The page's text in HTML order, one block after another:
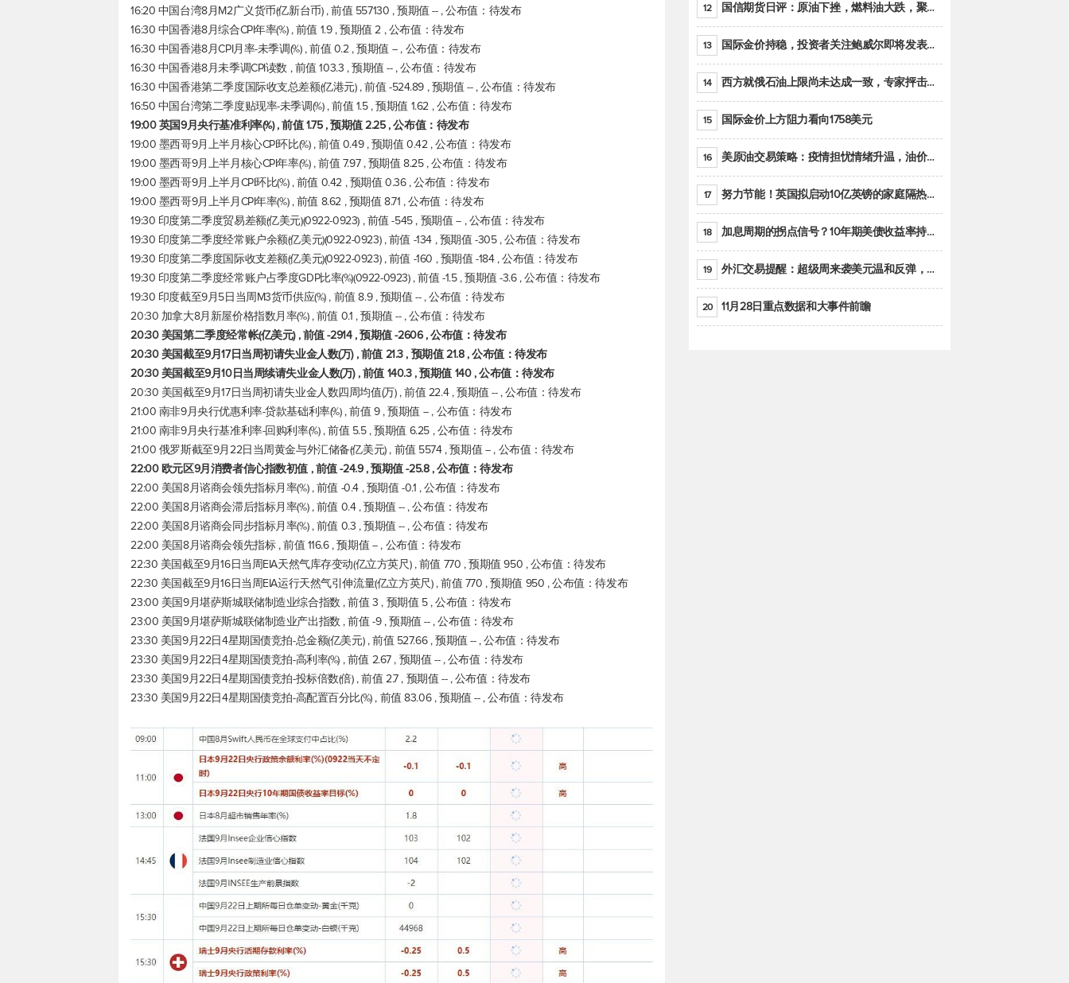
16:20 中国台湾8月M2广义货币(亿新台币) , 前值 557130 , 预期值 -- , 公布值：待发布
16:30 中国香港8月综合CPI年率(%) , 前值 1.9 , 预期值 2 , 公布值：待发布
16:30 中国香港8月CPI月率-未季调(%) , 前值 0.2 , 预期值 -- , 公布值：待发布
16:30 中国香港8月未季调CPI读数 , 前值 103.3 , 预期值 -- , 公布值：待发布
16:30 中国香港第二季度国际收支总差额(亿港元) , 前值 -524.89 , 预期值 -- , 公布值：待发布
16:50 中国台湾第二季度贴现率-未季调(%) , 前值 1.5 , 预期值 1.62 , 公布值：待发布
19:00 英国9月央行基准利率(%) , 前值 1.75 , 预期值 2.25 , 公布值：待发布
19:00 墨西哥9月上半月核心CPI环比(%) , 前值 0.49 , 预期值 0.42 , 公布值：待发布
19:00 墨西哥9月上半月核心CPI年率(%) , 前值 7.97 , 预期值 8.25 , 公布值：待发布
19:00 墨西哥9月上半月CPI环比(%) , 前值 0.42 , 预期值 0.36 , 公布值：待发布
19:00 墨西哥9月上半月CPI年率(%) , 前值 8.62 , 预期值 8.71 , 公布值：待发布
19:30 印度第二季度贸易差额(亿美元)(0922-0923) , 前值 -545 , 预期值 -- , 公布值：待发布
19:30 印度第二季度经常账户余额(亿美元)(0922-0923) , 前值 -134 , 预期值 -305 , 公布值：待发布
19:30 印度第二季度国际收支差额(亿美元)(0922-0923) , 前值 -160 , 预期值 -184 , 公布值：待发布
19:30 印度第二季度经常账户占季度GDP比率(%)(0922-0923) , 前值 -1.5 , 预期值 -3.6 , 公布值：待发布
19:30 印度截至9月5日当周M3货币供应(%) , 前值 8.9 , 预期值 -- , 公布值：待发布
20:30 加拿大8月新屋价格指数月率(%) , 前值 0.1 , 预期值 -- , 公布值：待发布
20:30 美国第二季度经常帐(亿美元) , 前值 -2914 , 预期值 -2606 , 公布值：待发布
20:30 美国截至9月17日当周初请失业金人数(万) , 前值 21.3 , 预期值 21.8 , 公布值：待发布
20:30 美国截至9月10日当周续请失业金人数(万) , 前值 140.3 , 预期值 140 , 公布值：待发布
20:30 美国截至9月17日当周初请失业金人数四周均值(万) , 前值 22.4 , 预期值 -- , 公布值：待发布
21:00 南非9月央行优惠利率-贷款基础利率(%) , 前值 9 , 预期值 -- , 公布值：待发布
21:00 南非9月央行基准利率-回购利率(%) , 前值 5.5 , 预期值 6.25 , 公布值：待发布
21:00 俄罗斯截至9月22日当周黄金与外汇储备(亿美元) , 前值 5574 , 预期值 -- , 公布值：待发布
22:00 欧元区9月消费者信心指数初值 , 前值 -24.9 , 预期值 -25.8 , 公布值：待发布
22:00 美国8月谘商会领先指标月率(%) , 前值 -0.4 , 预期值 -0.1 , 公布值：待发布
22:00 美国8月谘商会滞后指标月率(%) , 前值 0.4 , 预期值 -- , 公布值：待发布
22:00 美国8月谘商会同步指标月率(%) , 前值 0.3 , 预期值 -- , 公布值：待发布
22:00 美国8月谘商会领先指标 , 前值 116.6 , 预期值 -- , 公布值：待发布
22:30 美国截至9月16日当周EIA天然气库存变动(亿立方英尺) , 前值 770 , 预期值 950 , 公布值：待发布
22:30 美国截至9月16日当周EIA运行天然气引伸流量(亿立方英尺) , 前值 770 , 预期值 950 , 公布值：待发布
23:00 美国9月堪萨斯城联储制造业综合指数 , 前值 3 , 预期值 5 , 公布值：待发布
23:00 美国9月堪萨斯城联储制造业产出指数 , 前值 -9 , 预期值 -- , 公布值：待发布
23:30 美国9月22日4星期国债竞拍-总金额(亿美元) , 前值 527.66 , 预期值 -- , 公布值：待发布
23:30 美国9月22日4星期国债竞拍-高利率(%) , 前值 2.67 , 预期值 -- , 公布值：待发布
23:30 美国9月22日4星期国债竞拍-投标倍数(倍) , 前值 2.7 , 预期值 -- , 公布值：待发布
23:30 美国9月22日4星期国债竞拍-高配置百分比(%) , 前值 83.06 , 预期值 -- , 公布值：待发布
12 国信期货日评：原油下挫，燃料油大跌，聚烯烃谨慎回调
13 国际金价持稳，投资者关注鲍威尔即将发表的讲话
14 西方就俄石油上限尚未达成一致，专家抨击限价是无用功
15 国际金价上方阻力看向1758美元
16 美原油交易策略：疫情担忧情绪升温，油价跌创年内新低
17 努力节能！英国拟启动10亿英镑的家庭隔热工程 减少能源消耗
18 加息周期的拐点信号？10年期美债收益率持续低于联邦基金利率目标区间
19 外汇交易提醒：超级周来袭美元温和反弹，警惕筑底可能性
20 11月28日重点数据和大事件前瞻